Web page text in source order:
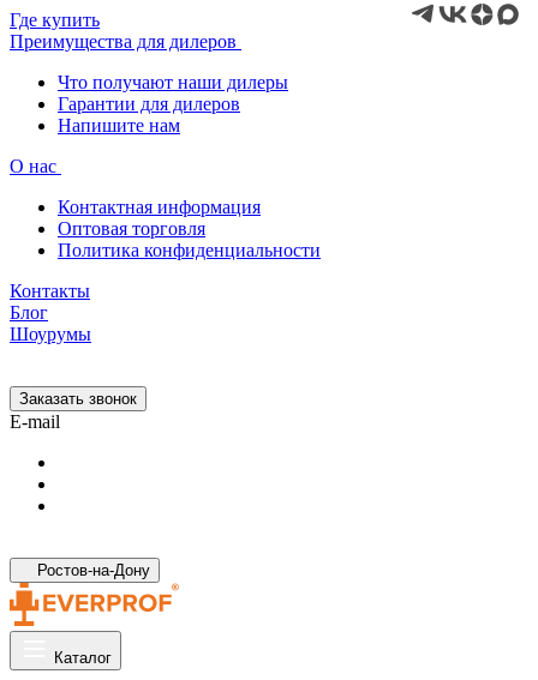
Где купить
Преимущества для дилеров
Что получают наши дилеры
Гарантии для дилеров
Напишите нам
О нас
Контактная информация
Оптовая торговля
Политика конфиденциальности
Контакты
Блог
Шоурумы
Заказать звонок
E-mail
Ростов-на-Дону
Каталог